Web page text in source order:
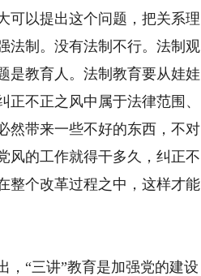
可以提出这个问题，把关系理
法制。没有法制不行。法制观
是教育人。法制教育要从娃娃
不正之风中属于法律范围、
然带来一些不好的东西，不对
风的工作就得干多久，纠正不
整个改革过程之中，这样才能
“三讲”教育是加强党的建设